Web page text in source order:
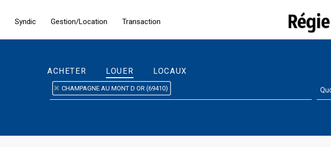
Syndic Gestion/Location Transaction
ACHETER LOUER LOCAUX
CHAMPAGNE AU MONT D OR (69410)